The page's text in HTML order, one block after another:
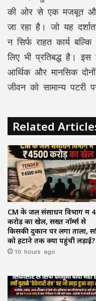
की ओर से एक मजबूत और
जा रहा है। जो यह
न सिर्फ राहत कार्य
लिए भी प्रतिबद्ध है।
आर्थिक और मानसिक
जीवन को सामान्य
Related
CM के जल संसाधन विभाग में
करोड़ का खेल, सख्त नॉर्म्स से
किसकी दुकान पर लगा ताला,
को हटाने तक क्यों पहुंची लड़ाई?
10 hours ago